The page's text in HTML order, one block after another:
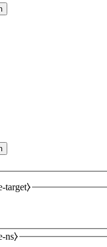
target⧽
ns⧽